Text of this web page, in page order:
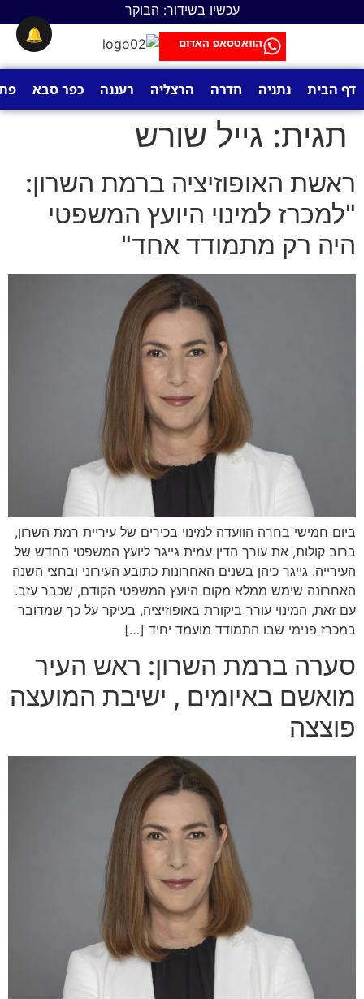
עכשיו בשידור: הבוקר
הוואטסאפ האדום
דף הבית נתניה חדרה הרצליה רעננה כפר סבא
תגית: גייל שורש
ראשת האופוזיציה ברמת השרון:
"למכרז למינוי היועץ המשפטי
היה רק מתמודד אחד"
ביום חמישי בחרה הוועדה למינוי בכירים של עיריית רמת השרון,
ברוב קולות, את עורך הדין עמית גייגר ליועץ המשפטי החדש של
העירייה. גייגר כיהן בשנים האחרונות כתובע העירוני ובחצי השנה
האחרונה שימש ממלא מקום היועץ המשפטי הקודם, שכבר עזב.
עם זאת, המינוי עורר ביקורת באופוזיציה, בעיקר על כך שמדובר
במכרז פנימי שבו התמודד מועמד יחיד […]
סערה ברמת השרון: ראש העיר
מואשם באיומים , ישיבת המועצה
פוצצה
🔔